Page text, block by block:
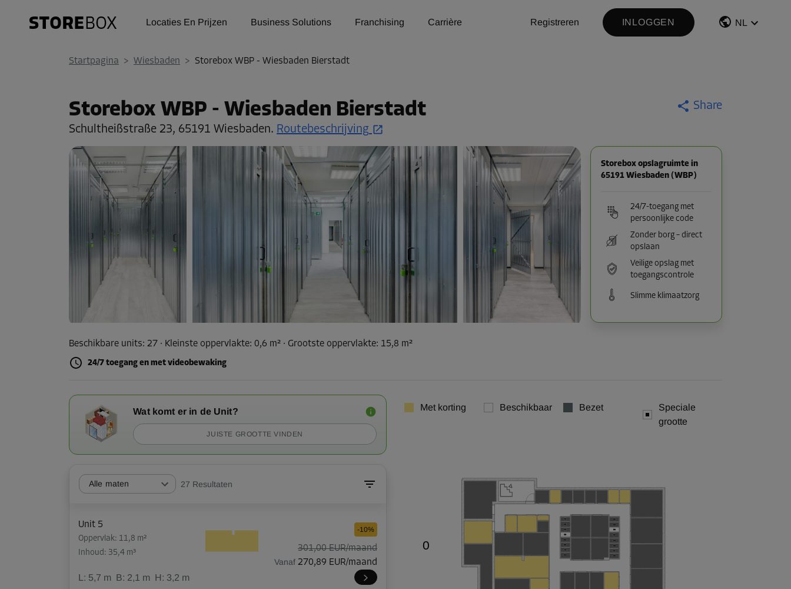
Locaties En Prijzen Business Solutions Franchising Carrière Registreren INLOGGEN NL
Startpagina > Wiesbaden > Storebox WBP - Wiesbaden Bierstadt
Storebox WBP - Wiesbaden Bierstadt
Schultheißstraße 23, 65191 Wiesbaden. Routebeschrijving
Share
Storebox opslagruimte in
65191 Wiesbaden (WBP)
24/7-toegang met
persoonlijke code
Zonder borg – direct
opslaan
Veilige opslag met
toegangscontrole
Slimme klimaatzorg
Beschikbare units: 27 · Kleinste oppervlakte: 0,6 m² · Grootste oppervlakte: 15,8 m²
24/7 toegang en met videobewaking
Wat komt er in de Unit?
JUISTE GROOTTE VINDEN
Alle maten 27 Resultaten
Unit 5
Oppervlak: 11,8 m²
Inhoud: 35,4 m³
L: 5,7 m B: 2,1 m H: 3,2 m
-10%
301,00 EUR/maand
Vanaf 270,89 EUR/maand
Met korting Beschikbaar Bezet
Speciale
grootte
0